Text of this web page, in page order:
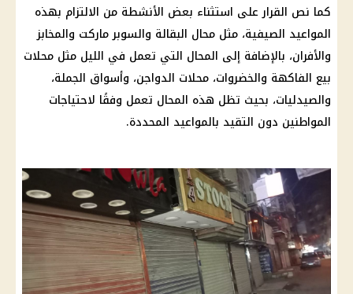
كما نص القرار على استثناء بعض الأنشطة من الالتزام بهذه
المواعيد الصيفية، مثل محال البقالة والسوبر ماركت والمخابز
والأفران، بالإضافة إلى المحال التي تعمل في الليل مثل محلات
بيع الفاكهة والخضروات، محلات الدواجن، وأسواق الجملة،
والصيدليات، بحيث تظل هذه المحال تعمل وفقًا لاحتياجات
المواطنين دون التقيد بالمواعيد المحددة.